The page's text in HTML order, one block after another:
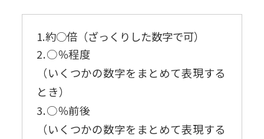
1.約○倍（ざっくりした数字で可）
2.○％程度
（いくつかの数字をまとめて表現する
とき）
3.○％前後
（いくつかの数字をまとめて表現する